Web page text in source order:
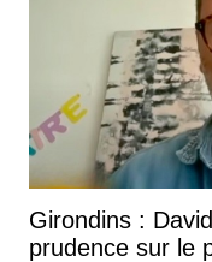
Girondins :
prudence sur le